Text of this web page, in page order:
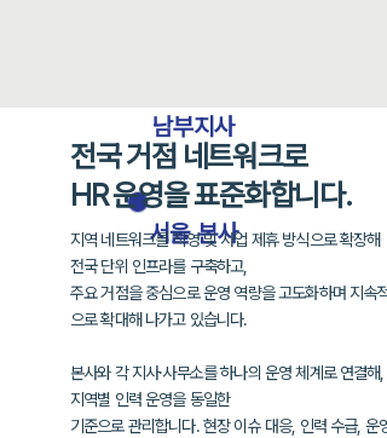
​서울 본사
남부지사
전국 거점 네트워크로
HR 운영을 표준화합니다.
지역 네트워크를 직영 및 사업 제휴 방식으로 확장해
전국 단위 인프라를 구축하고,
주요 거점을 중심으로 운영 역량을 고도화하며지속적
으로 확대해 나가고 있습니다.
본사와 각 지사·사무소를 하나의 운영 체계로 연결해,
지역별 인력 운영을 동일한
기준으로 관리합니다. 현장 이슈 대응, 인력 수급, 운영